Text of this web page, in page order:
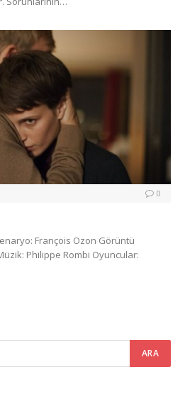
0
François Ozon Görüntü
Philippe Rombi Oyuncular: